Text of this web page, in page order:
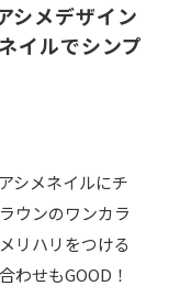
シメデザイン
イルでシンプ
シメネイルにチ
ウンのワンカラ
リハリをつける
わせもGOOD！